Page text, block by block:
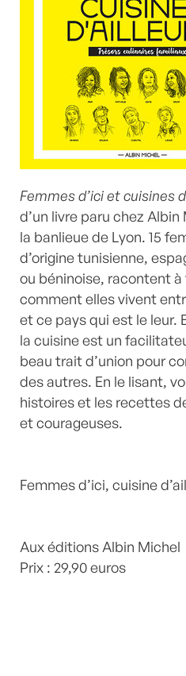
Femmes d’ici et cuisines
d’un livre paru chez
la banlieue de Lyon. 15
d’origine tunisienne,
ou béninoise, racontent
comment elles vivent
et ce pays qui est le leur.
la cuisine est un
beau trait d’union pour
des autres. En le lisant,
histoires et les recettes
et courageuses.
Femmes d’ici, cuisine
Aux éditions Albin Michel
Prix : 29,90 euros